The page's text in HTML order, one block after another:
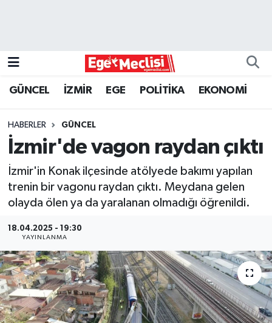
GÜNCEL İZMİR EGE POLİTİKA EKONOMİ
HABERLER GÜNCEL
İzmir'de vagon raydan çıktı
İzmir'in Konak ilçesinde atölyede bakımı yapılan
trenin bir vagonu raydan çıktı. Meydana gelen
olayda ölen ya da yaralanan olmadığı öğrenildi.
18.04.2025 - 19:30
YAYINLANMA
GÜNCEL
İZMİR
ÖZEL HABER
POLİTİKA
Programlar
SPOR
YAŞAM